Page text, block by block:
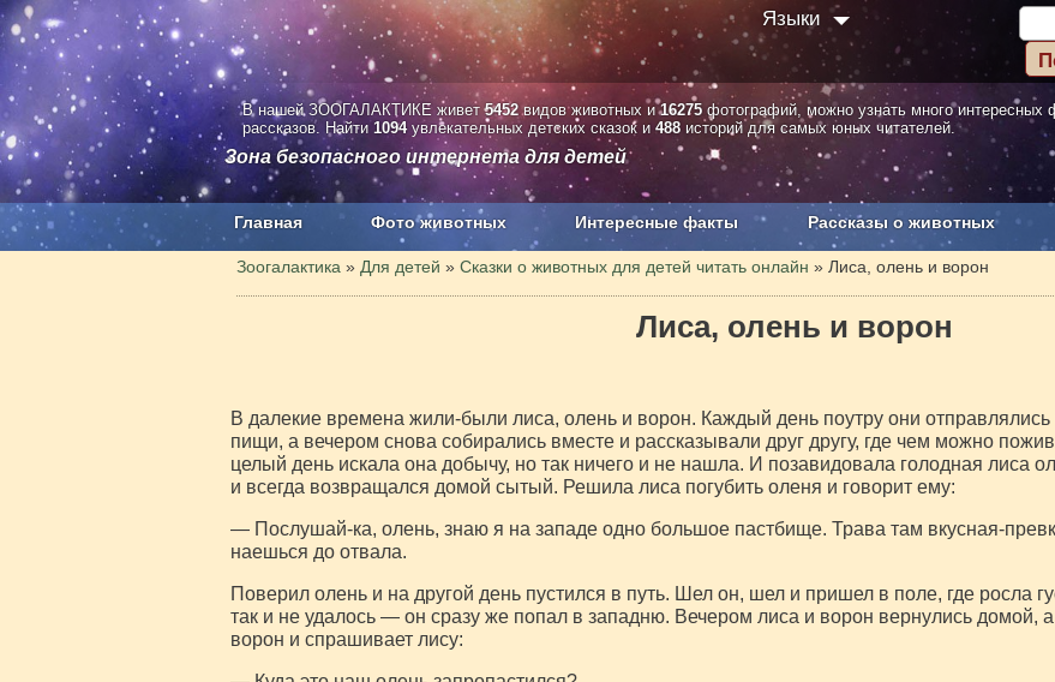
Языки
В нашей ЗООГАЛАКТИКЕ живет5452 видов животных и16275 фотографий, можно узнать много интересных
рассказов. Найти 1094увлекательных детских сказок и 488 историй для самых юных читателей.
Зона безопасного интернета для детей
Главная Фото животных Интересные факты Рассказы о животных
Наши приложения. Бесплатно и без рекламы О проекте
Зоогалактика » Для детей » Сказки о животных для детей читать онлайн » Лиса, олень и ворон
Лиса, олень и ворон
В далекие времена жили-были лиса, олень и ворон. Каждый день поутру они
пищи, а вечером снова собирались вместе и рассказывали друг другу, где чем можно
целый день искала она добычу, но так ничего и не нашла. И позавидовала голодная лиса
и всегда возвращался домой сытый. Решила лиса погубить оленя и говорит ему:
— Послушай-ка, олень, знаю я на западе одно большое пастбище. Трава там вкусная-
наешься до отвала.
Поверил олень и на другой день пустился в путь. Шел он, шел и пришел в поле, где росла
так и не удалось — он сразу же попал в западню. Вечером лиса и ворон вернулись домой, а
ворон и спрашивает лису: